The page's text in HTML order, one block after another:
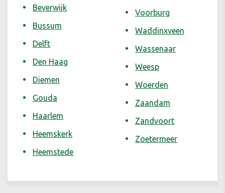
Beverwijk
Bussum
Delft
Den Haag
Diemen
Gouda
Haarlem
Heemskerk
Heemstede
Voorburg
Waddinxveen
Wassenaar
Weesp
Woerden
Zaandam
Zandvoort
Zoetermeer